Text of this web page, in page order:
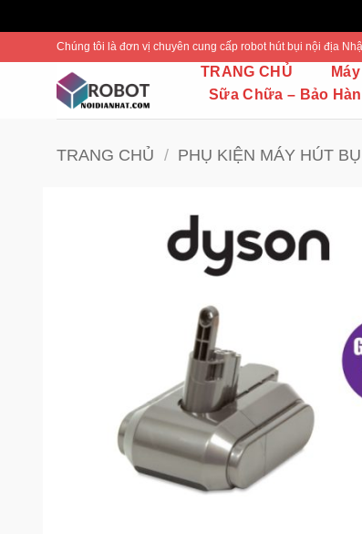
qua
Chúng tôi là đơn vị chuyên cung cấp robot hút bụi nội địa
TRANG CHỦ
Sữa Chữa – Bảo
TRANG CHỦ / PHỤ KIỆN MÁY HÚT